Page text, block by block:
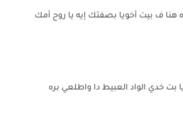
ف بيت أخويا بصفتك إيه يا روح أمك
خدي الواد العبيط دا واطلعي بره